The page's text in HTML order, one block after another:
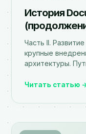
История
Часть II.
крупные
архитектуры.
Читать статью